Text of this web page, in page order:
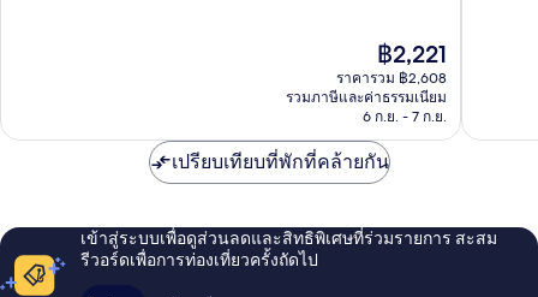
ที่
ราคา
ปัจจุบัน
คือ
฿2,221
฿2,221
ราคารวม ฿2,608
รวมภาษีและค่าธรรมเนียม
6 ก.ย. - 7 ก.ย.
เปรียบเทียบที่พักที่คล้ายกัน
เข้าสู่ระบบเพื่อดูส่วนลดและสิทธิพิเศษที่ร่วมรายการ สะสม
รีวอร์ดเพื่อการท่องเที่ยวครั้งถัดไป